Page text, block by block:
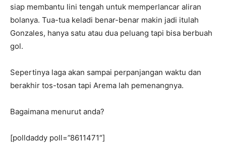
siap membantu lini tengah untuk memperlancar aliran
bolanya. Tua-tua keladi benar-benar makin jadi itulah
Gonzales, hanya satu atau dua peluang tapi bisa berbuah
gol.
Sepertinya laga akan sampai perpanjangan waktu dan
berakhir tos-tosan tapi Arema lah pemenangnya.
Bagaimana menurut anda?
[polldaddy poll=”8611471″]